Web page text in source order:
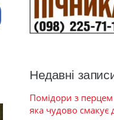
Недавні
Помідори з перцем
яка чудово смакує